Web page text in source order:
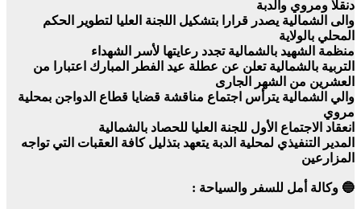
دنقلا ومروي والدبة
والى الشمالية يصدر قرارا بتشكيل اللجنة العليا لتطوير الحكم
المحلي بالولاية
منظمة الشهيد بالشمالية تجدد رعايتها لأسر الشهداء
التربية بالشمالية تعلن عن عطلة عيد الفطر المبارك اعتبارا من
العشرين من الشهر الجارى
والي الشمالية يترأس اجتماع مناقشة قضايا قطاع الدواجن بمحلية
مروي
انعقاد الاجتماع الأول للجنة العليا للحصاد بالشمالية
المدير التنفيذي لمحلية الدبة يتعهد بتذليل كافة العقبات التي تواجه
المزارعين
🔵 وكالة أمل للسفر والسياحة :